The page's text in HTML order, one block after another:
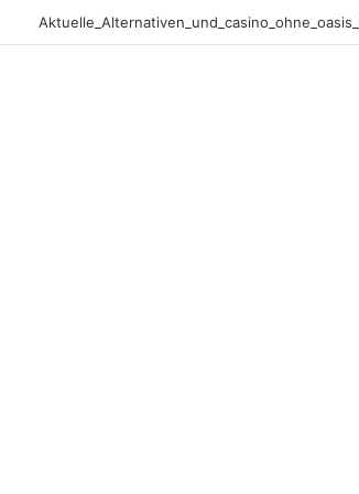
Intressanta vinstchanser och